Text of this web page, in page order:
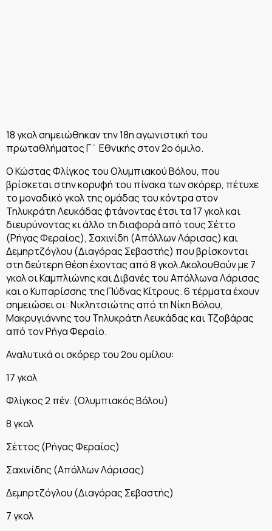
18 γκολ σημειώθηκαν την 18η αγωνιστική του
πρωταθλήματος Γ΄ Εθνικής στον 2ο όμιλο.
Ο Κώστας Φλίγκος του Ολυμπιακού Βόλου, που
βρίσκεται στην κορυφή του πίνακα των σκόρερ, πέτυχε
το μοναδικό γκολ της ομάδας του κόντρα στον
Τηλυκράτη Λευκάδας φτάνοντας έτσι τα 17 γκολ και
διευρύνοντας κι άλλο τη διαφορά από τους Σέττο
(Ρήγας Φεραίος), Σαχινίδη (Απόλλων Λάρισας) και
Δεμηρτζόγλου (Διαγόρας Σεβαστής) που βρίσκονται
στη δεύτερη θέση έχοντας από 8 γκολ.Ακολουθούν με 7
γκολ οι Καμπλιώνης και Διβανές του Απόλλωνα Λάρισας
και ο Κυπαρίσσης της Πύδνας Κίτρους. 6 τέρματα έχουν
σημειώσει οι: Νικλητσιώτης από τη Νίκη Βόλου,
Μακρυγιάννης του Τηλυκράτη Λευκάδας και Τζοβάρας
από τον Ρήγα Φεραίο.
Αναλυτικά οι σκόρερ του 2ου ομίλου:
17 γκολ
Φλίγκος 2 πέν. (Ολυμπιακός Βόλου)
8 γκολ
Σέττος (Ρήγας Φεραίος)
Σαχινίδης (Απόλλων Λάρισας)
Δεμηρτζόγλου (Διαγόρας Σεβαστής)
7 γκολ